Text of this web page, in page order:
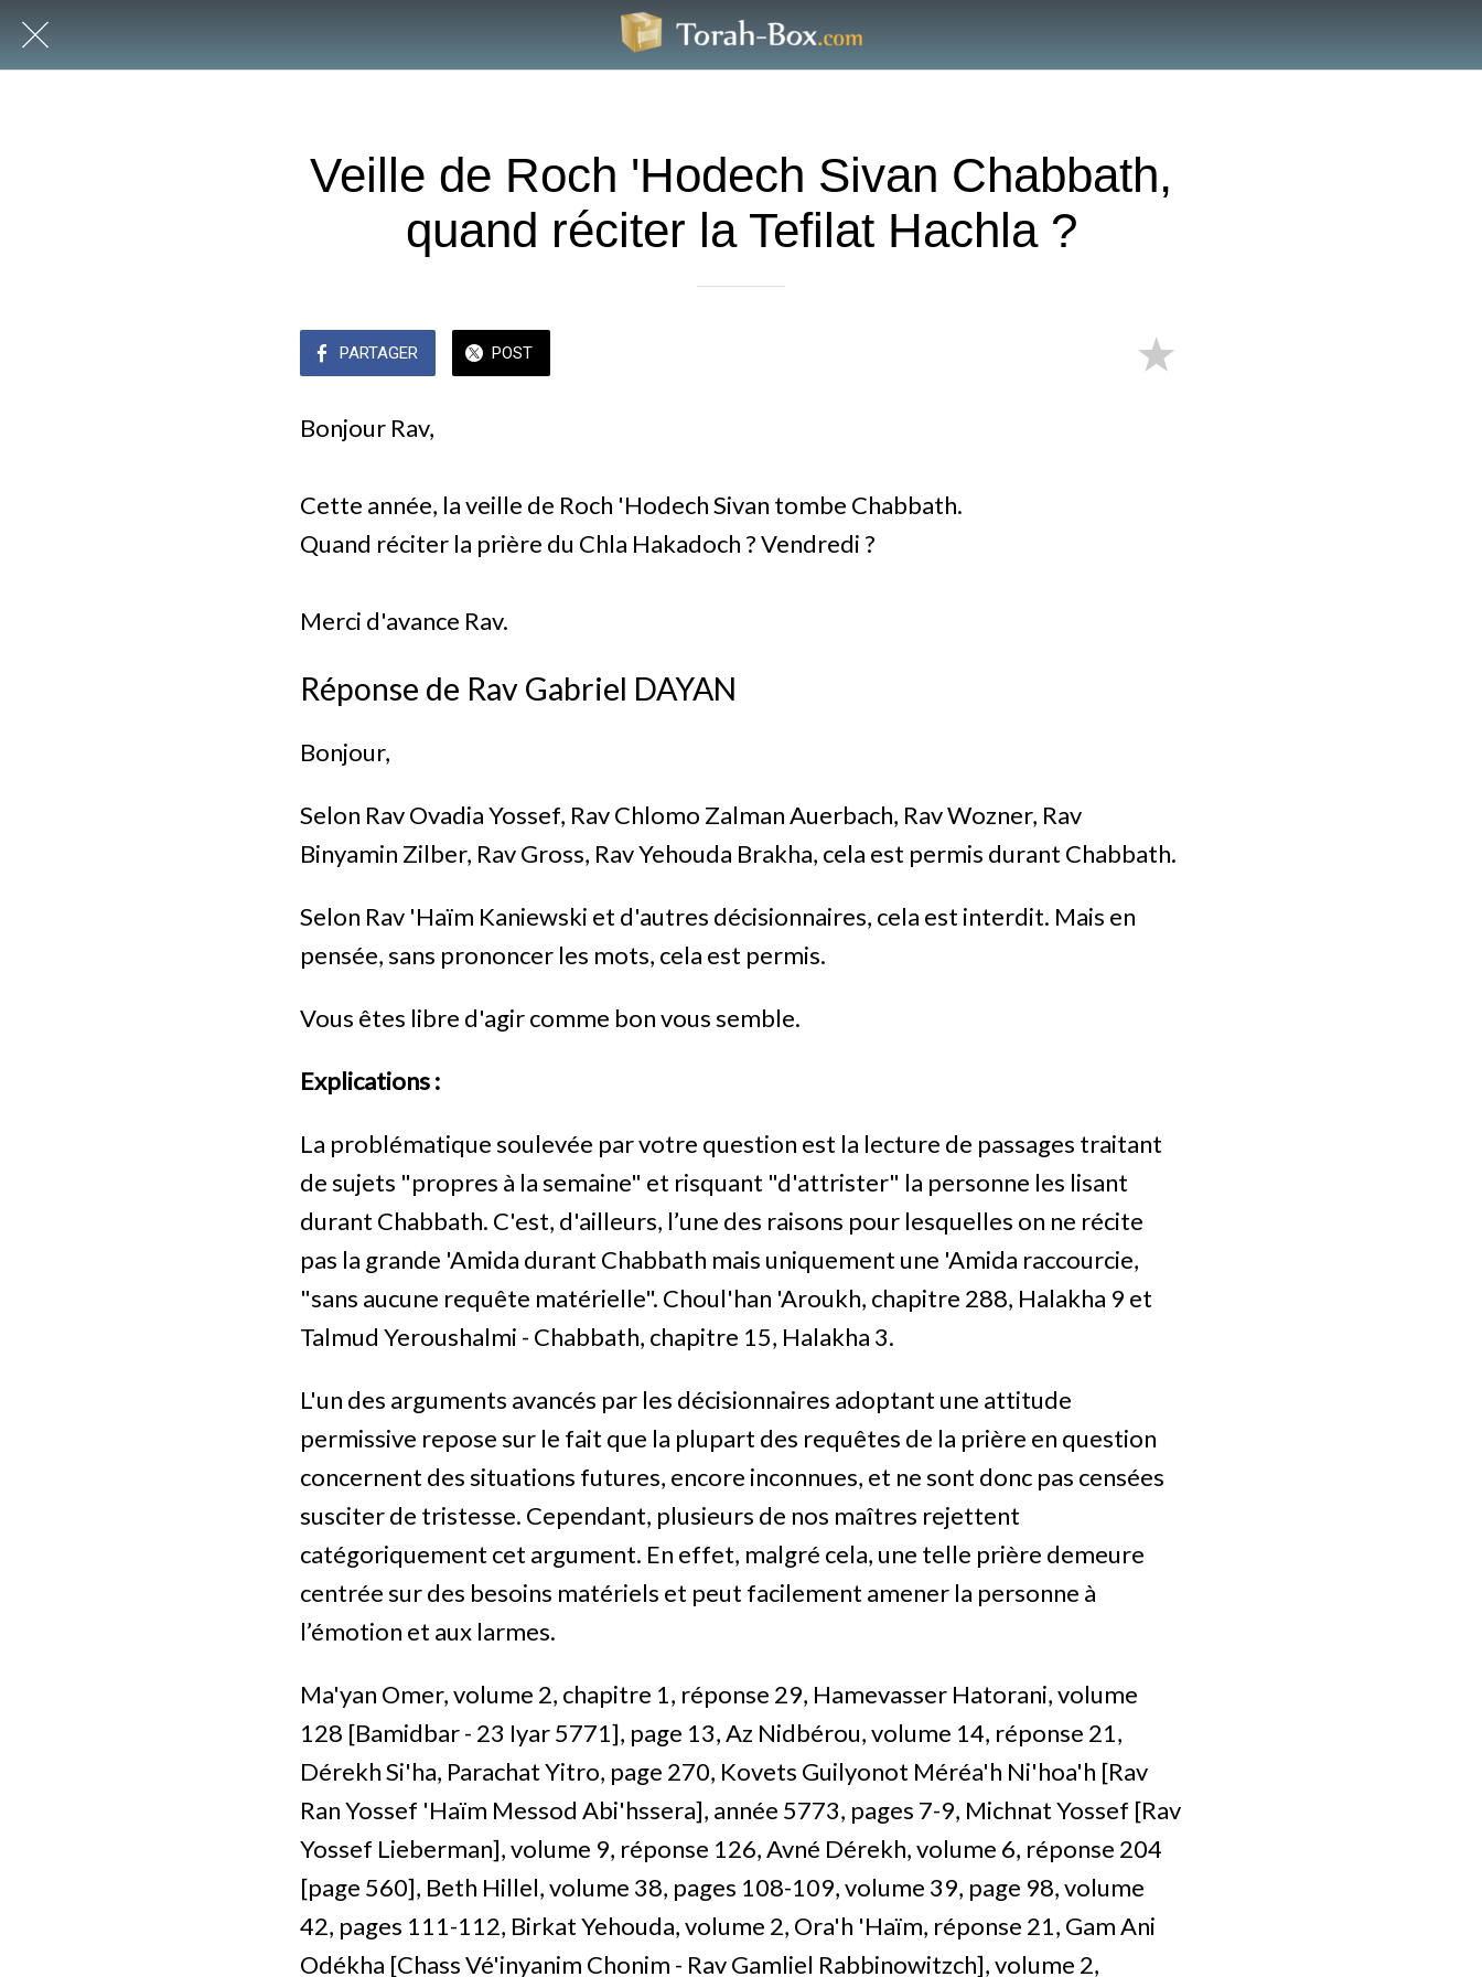
Veille de Roch 'Hodech Sivan Chabbath,
quand réciter la Tefilat Hachla ?
PARTAGER POST
Bonjour Rav,
Cette année, la veille de Roch 'Hodech Sivan tombe Chabbath.
Quand réciter la prière du Chla Hakadoch ? Vendredi ?
Merci d'avance Rav.
Réponse de Rav Gabriel DAYAN
Bonjour,
Selon Rav Ovadia Yossef, Rav Chlomo Zalman Auerbach, Rav Wozner, Rav
Binyamin Zilber, Rav Gross, Rav Yehouda Brakha, cela est permis durant Chabbath.
Selon Rav 'Haïm Kaniewski et d'autres décisionnaires, cela est interdit. Mais en
pensée, sans prononcer les mots, cela est permis.
Vous êtes libre d'agir comme bon vous semble.
Explications :
La problématique soulevée par votre question est la lecture de passages traitant
de sujets "propres à la semaine" et risquant "d'attrister" la personne les lisant
durant Chabbath. C'est, d'ailleurs, l’une des raisons pour lesquelles on ne récite
pas la grande 'Amida durant Chabbath mais uniquement une 'Amida raccourcie,
"sans aucune requête matérielle". Choul'han 'Aroukh, chapitre 288, Halakha 9 et
Talmud Yeroushalmi - Chabbath, chapitre 15, Halakha 3.
L'un des arguments avancés par les décisionnaires adoptant une attitude
permissive repose sur le fait que la plupart des requêtes de la prière en question
concernent des situations futures, encore inconnues, et ne sont donc pas censées
susciter de tristesse. Cependant, plusieurs de nos maîtres rejettent
catégoriquement cet argument. En effet, malgré cela, une telle prière demeure
centrée sur des besoins matériels et peut facilement amener la personne à
l’émotion et aux larmes.
Ma'yan Omer, volume 2, chapitre 1, réponse 29, Hamevasser Hatorani, volume
128 [Bamidbar - 23 Iyar 5771], page 13, Az Nidbérou, volume 14, réponse 21,
Dérekh Si'ha, Parachat Yitro, page 270, Kovets Guilyonot Méréa'h Ni'hoa'h [Rav
Ran Yossef 'Haïm Messod Abi'hssera], année 5773, pages 7-9, Michnat Yossef [Rav
Yossef Lieberman], volume 9, réponse 126, Avné Dérekh, volume 6, réponse 204
[page 560], Beth Hillel, volume 38, pages 108-109, volume 39, page 98, volume
42, pages 111-112, Birkat Yehouda, volume 2, Ora'h 'Haïm, réponse 21, Gam Ani
Odékha [Chass Vé'inyanim Chonim - Rav Gamliel Rabbinowitzch], volume 2,